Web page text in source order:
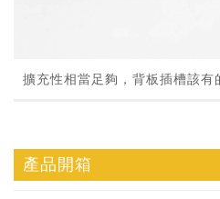
擴充性相當足夠，背板插槽該有
產品開箱